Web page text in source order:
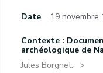
Date 19 novembre
Contexte :
archéologique de
Jules Borgnet.